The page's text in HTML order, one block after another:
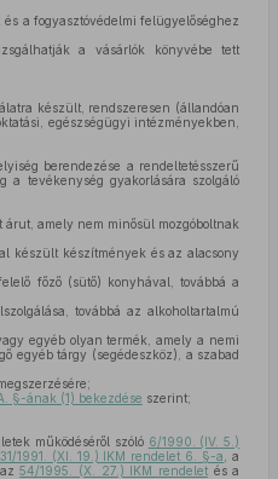
a fogyasztóvédelmi felügyelőséghez
a vásárlók könyvébe tett
készült, rendszeresen (állandóan
egészségügyi intézményekben,
berendezése a rendeltetésszerű
a tevékenység gyakorlására szolgáló
amely nem minősül mozgóboltnak
készült készítmények és az alacsony
főző (sütő) konyhával, továbbá a
továbbá az alkoholtartalmú
egyéb olyan termék, amely a nemi
egyéb tárgy (segédeszköz), a szabad
§-ának (1) bekezdése szerint;
működéséről szóló 6/1990. (IV. 5.)
31/1991. (XI. 19.) IKM rendelet 6. §-a
, a
54/1995. (X. 27.) IKM rendeletés a